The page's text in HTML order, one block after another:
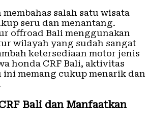
salah satu wisata
seru dan menantang.
offroad Bali menggunakan
wilayah yang sudah sangat
ketersediaan motor jenis
honda CRF Bali, aktivitas
ini memang cukup menarik dan
Bali dan Manfaatkan